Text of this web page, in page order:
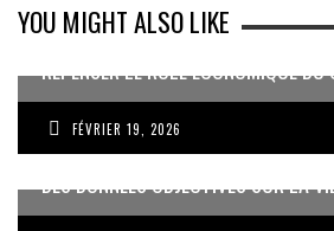
YOU MIGHT ALSO LIKE
REPENSER LE RÔLE ÉCONOMIQUE
FÉVRIER 19, 2026
DES DONNÉES OBJECTIVES SUR LA